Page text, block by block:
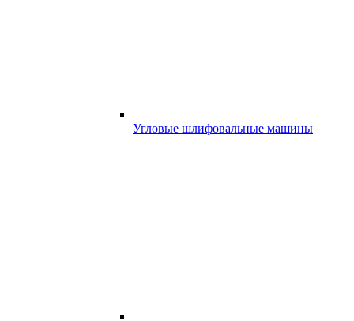
Угловые шлифовальные машины